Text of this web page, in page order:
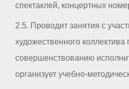
спектаклей, концертных
2.5. Проводит занятия с
художественного коллектива
совершенствованию
организует учебно-